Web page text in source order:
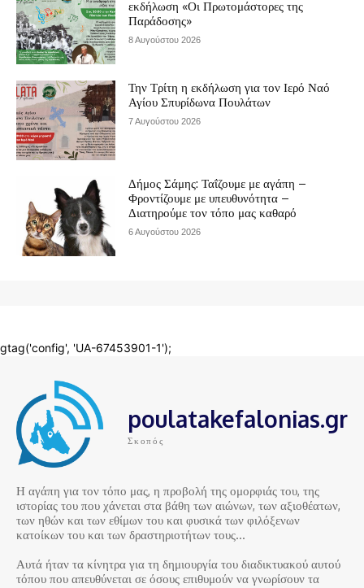
poulatakefalonias.gr
Σκοπός
Η αγάπη για τον τόπο μας, η προβολή της ομορφιάς του, της
ιστορίας του που χάνεται στα βάθη των αιώνων, των αξιοθέατων,
των ηθών και των εθίμων του και φυσικά των φιλόξενων
κατοίκων του και των δραστηριοτήτων τους…
Αυτά ήταν τα κίνητρα για τη δημιουργία του διαδικτυακού αυτού
τόπου που απευθύνεται σε όσους επιθυμούν να γνωρίσουν τα